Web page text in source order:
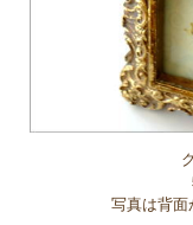
写真は背面